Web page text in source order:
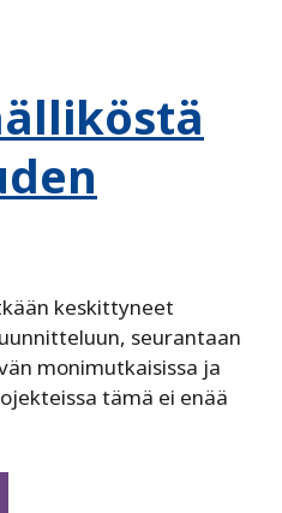
keskittyneet
seurantaan
monimutkaisissa ja
tämä ei enää